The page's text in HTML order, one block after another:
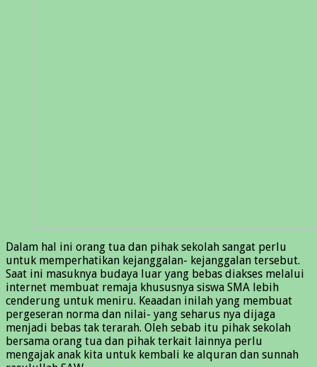
Dalam hal ini orang tua dan pihak sekolah sangat perlu
untuk memperhatikan kejanggalan- kejanggalan tersebut.
Saat ini masuknya budaya luar yang bebas diakses melalui
internet membuat remaja khususnya siswa SMA lebih
cenderung untuk meniru. Keaadan inilah yang membuat
pergeseran norma dan nilai- yang seharus nya dijaga
menjadi bebas tak terarah. Oleh sebab itu pihak sekolah
bersama orang tua dan pihak terkait lainnya perlu
mengajak anak kita untuk kembali ke alquran dan sunnah